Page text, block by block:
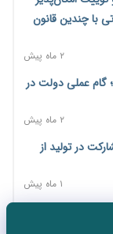
و خودرو تا
۲ روز پیش
فهرست کالاهای فولادی و فلزات مشمول بازگشت ۱۰۰ درصد ارز
۲ روز پیش
یک‌میلیونی
۲ روز پیش
ایران/«روز ملی
چندین قانون
۲ ماه پیش
برابر می‌شود؛ گام عملی دولت در
۲ ماه پیش
در تولید از
۱ ماه پیش